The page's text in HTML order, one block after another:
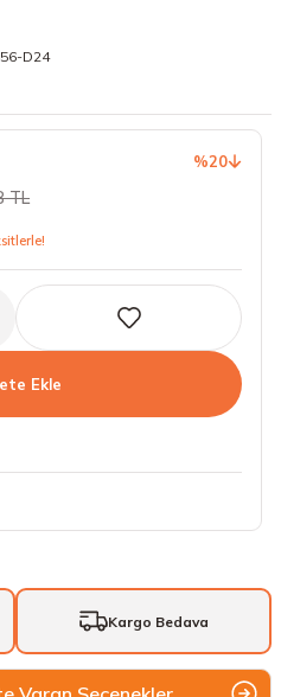
24 Lastikler
D24
%20
TL
Ekle
Kargo Bedava